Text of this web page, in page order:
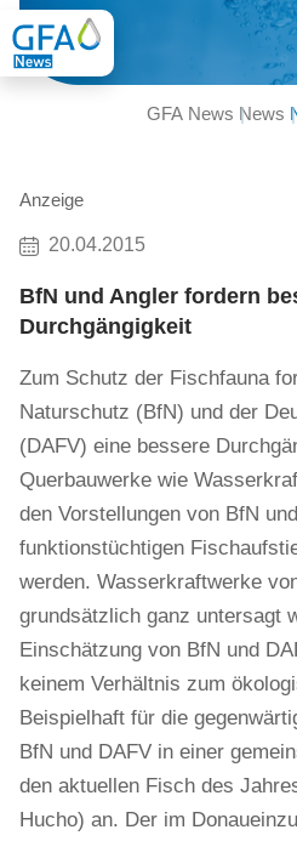
GFA News News
Anzeige
20.04.2015
BfN und Angler fordern
Durchgängigkeit
Zum Schutz der Fischfauna
Naturschutz (BfN) und der
(DAFV) eine bessere
Querbauwerke wie
den Vorstellungen von BfN
funktionstüchtigen
werden. Wasserkraftwerke
grundsätzlich ganz untersagt
Einschätzung von BfN und
keinem Verhältnis zum
Beispielhaft für die
BfN und DAFV in einer
den aktuellen Fisch des
Hucho) an. Der im